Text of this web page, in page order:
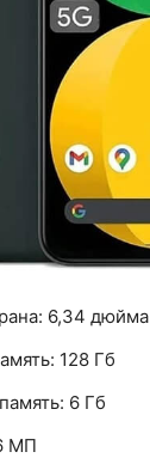
6,34 дюйма
128 Гб
6 Гб
МП